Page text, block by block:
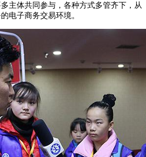
主体共同参与，各种方式多管齐下，从
电子商务交易环境。